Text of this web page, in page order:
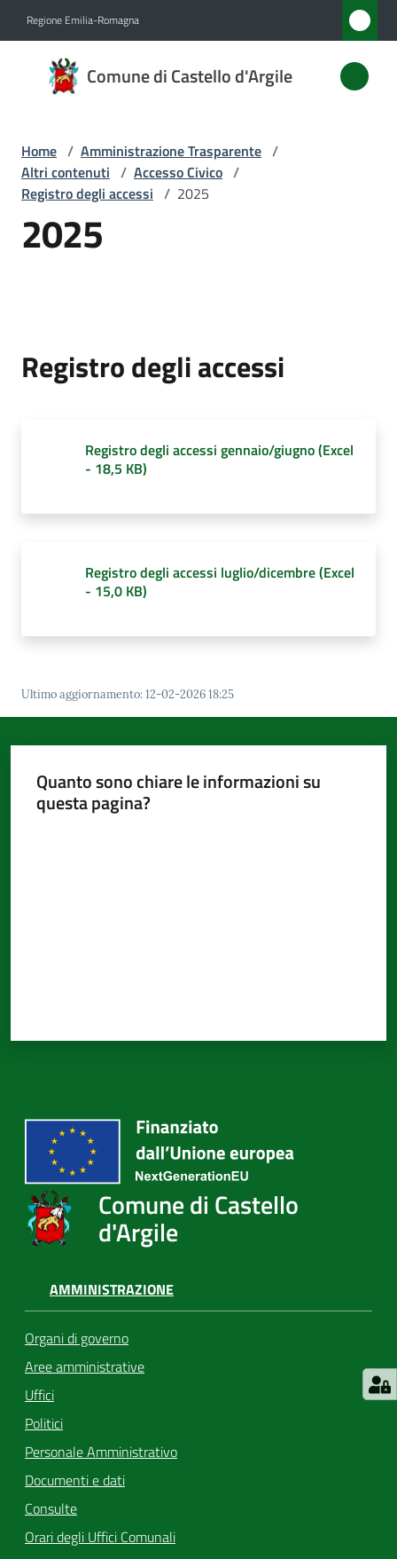
Regione Emilia-Romagna
Comune di Castello d'Argile
Comune
di
d'Argile
Amministrazione
Menu selezionato
Vivere
Castello
Amministrazione
Home / Amministrazione Trasparente /
Altri contenuti / Accesso Civico /
Registro degli accessi / 2025
2025
Registro degli accessi
Registro degli accessi gennaio/giugno(Excel
- 18,5 KB)
Registro degli accessi luglio/dicembre(Excel
- 15,0 KB)
Ultimo aggiornamento:12-02-2026 18:25
Quanto sono chiare le informazioni su
questa pagina?
Comune di Castello
d'Argile
AMMINISTRAZIONE
Organi di governo
Aree amministrative
Uffici
Politici
Personale Amministrativo
Documenti e dati
Consulte
Orari degli Uffici Comunali